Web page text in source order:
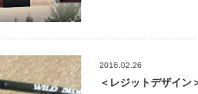
2016.02.26
＜レジットデザイン